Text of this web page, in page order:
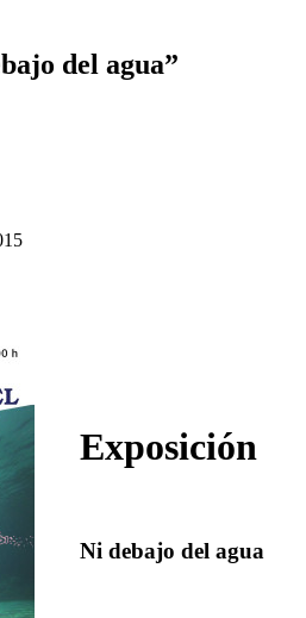
del agua”
Exposición
Ni debajo del agua